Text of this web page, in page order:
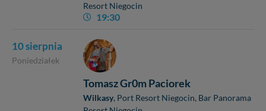
Resort Niegocin
19:30
10 sierpnia
Poniedziałek
Tomasz Gr0m Paciorek
Wilkasy, Port Resort Niegocin, Bar Panorama